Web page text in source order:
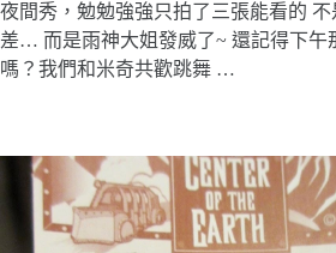
夜間秀，勉勉強強只拍了三張能看的
差… 而是雨神大姐發威了~ 還記得下午
嗎？我們和米奇共歡跳舞 …